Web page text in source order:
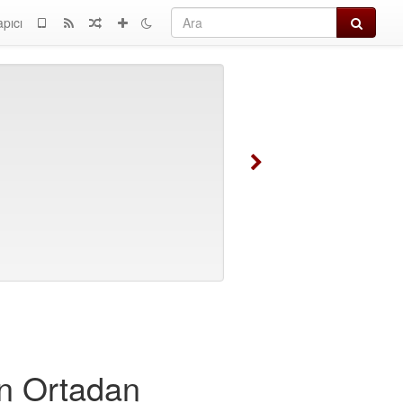
Ara
Ortadan